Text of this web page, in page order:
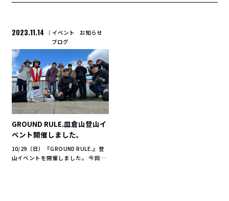
2023.11.14 イベント
お知らせ
ブログ
GROUND RULE.皿倉山登山イ
ベント開催しました。
10/29（日）『GROUND RULE.』登
山イベントを開催しました。 今回の